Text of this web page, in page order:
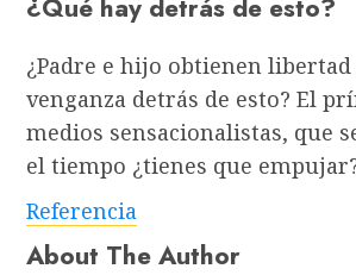
¿Qué hay detrás de esto?
¿Padre e hijo obtienen
venganza detrás de esto? El
medios sensacionalistas, que
el tiempo ¿tienes que
Referencia
About The Author